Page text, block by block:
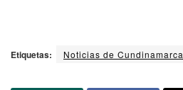
Etiquetas: Noticias de Cundinamarca